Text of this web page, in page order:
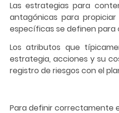
Las estrategias para
antagónicas para
específicas se definen para
Los atributos que
estrategia, acciones y su
registro de riesgos con el
Para definir correctamente